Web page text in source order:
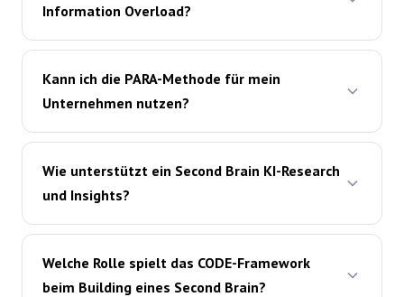
Information Overload?
Kann ich die PARA-Methode für mein
Unternehmen nutzen?
Wie unterstützt ein Second Brain KI-Research
und Insights?
Welche Rolle spielt das CODE-Framework
beim Building eines Second Brain?